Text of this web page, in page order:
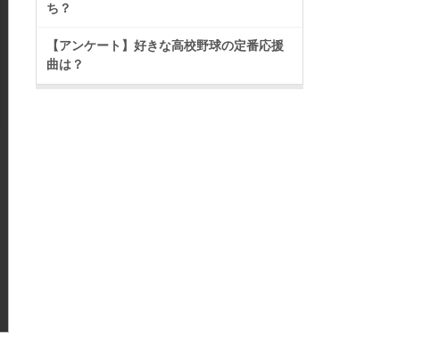
ち？
【アンケート】好きな高校野球の定番応援
曲は？